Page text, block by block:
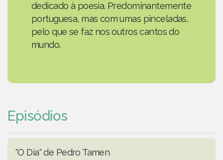
dedicado à poesia. Predominantemente
portuguesa, mas com umas pinceladas,
pelo que se faz nos outros cantos do
mundo.
Episódios
"O Dia" de Pedro Tamen